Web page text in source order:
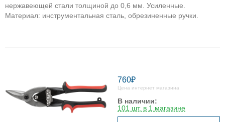
нержавеющей стали толщиной до 0,6 мм. Усиленные.
Материал: инструментальная сталь, обрезиненные ручки.
760₽
Цена интернет магазина
В наличии:
101 шт. в 1 магазине